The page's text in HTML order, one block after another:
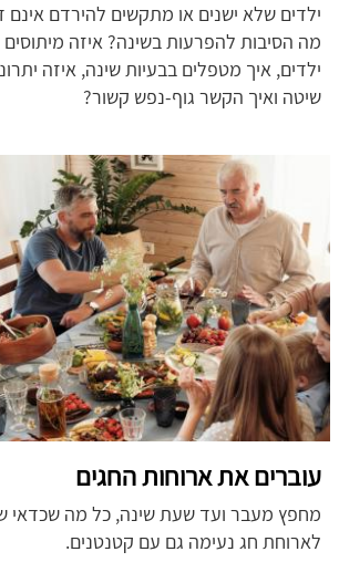
ילדים שלא ישנים או מתקשים להירדם אינם
מה הסיבות להפרעות בשינה? איזה
ילדים, איך מטפלים בבעיות שינה, איזה
שיטה ואיך הקשר גוף-נפש קשור?
עוברים את ארוחות החגים
מחפץ מעבר ועד שעת שינה, כל מה שכדאי
לארוחת חג נעימה גם עם קטנטנים.